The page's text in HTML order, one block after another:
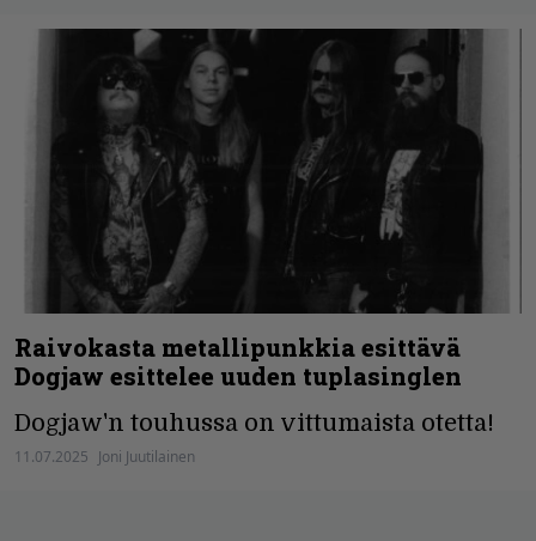
Raivokasta metallipunkkia esittävä
Dogjaw esittelee uuden tuplasinglen
Dogjaw'n touhussa on vittumaista otetta!
11.07.2025 Joni Juutilainen